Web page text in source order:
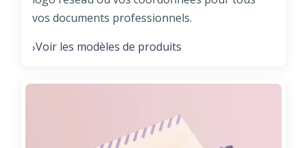
vos documents professionnels.
›Voir les modèles de produits